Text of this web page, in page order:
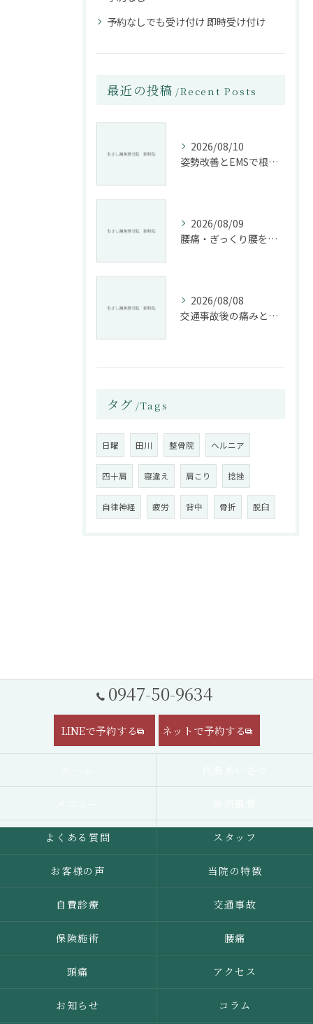
予約なしでも受け付け 即時受け付け
最近の投稿 Recent Posts
2026/08/10
姿勢改善とEMSで根本から腰痛ケアする整骨院の施術法
2026/08/09
腰痛・ぎっくり腰を根本改善する施術法とは
2026/08/08
交通事故後の痛みと姿勢改善に特化した整骨院の役割
タグ Tags
日曜 田川 整骨院 ヘルニア
四十肩 寝違え 肩こり 捻挫
自律神経 疲労 背中 骨折 脱臼
0947-50-9634
LINEで予約する ネットで予約する
よくある質問 スタッフ
お客様の声 当院の特徴
自費診療 交通事故
保険施術 腰痛
頭痛 アクセス
お知らせ コラム